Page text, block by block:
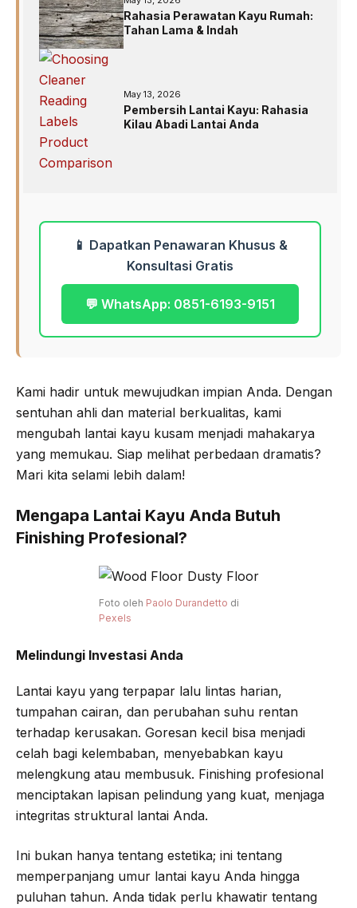
Rahasia Perawatan Kayu Rumah:
Tahan Lama & Indah
May 13, 2026
Pembersih Lantai Kayu: Rahasia
Kilau Abadi Lantai Anda
📱 Dapatkan Penawaran Khusus &
Konsultasi Gratis
💬 WhatsApp: 0851-6193-9151
Kami hadir untuk mewujudkan impian Anda. Dengan
sentuhan ahli dan material berkualitas, kami
mengubah lantai kayu kusam menjadi mahakarya
yang memukau. Siap melihat perbedaan dramatis?
Mari kita selami lebih dalam!
Mengapa Lantai Kayu Anda Butuh
Finishing Profesional?
Foto oleh Paolo Durandetto di
Pexels
Melindungi Investasi Anda
Lantai kayu yang terpapar lalu lintas harian,
tumpahan cairan, dan perubahan suhu rentan
terhadap kerusakan. Goresan kecil bisa menjadi
celah bagi kelembaban, menyebabkan kayu
melengkung atau membusuk. Finishing profesional
menciptakan lapisan pelindung yang kuat, menjaga
integritas struktural lantai Anda.
Ini bukan hanya tentang estetika; ini tentang
memperpanjang umur lantai kayu Anda hingga
puluhan tahun. Anda tidak perlu khawatir tentang